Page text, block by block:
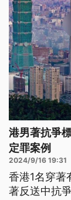
港男著抗爭
定罪案例
2024/9/16 19:31
香港1名穿著
著反送中抗